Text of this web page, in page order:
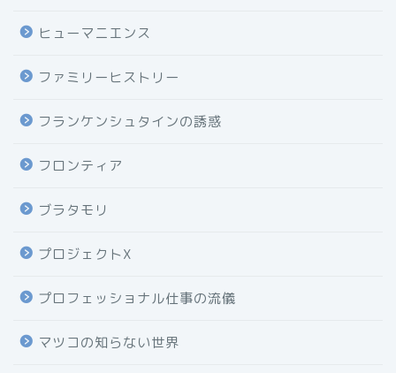
ヒューマニエンス
ファミリーヒストリー
フランケンシュタインの誘惑
フロンティア
ブラタモリ
プロジェクトX
プロフェッショナル仕事の流儀
マツコの知らない世界